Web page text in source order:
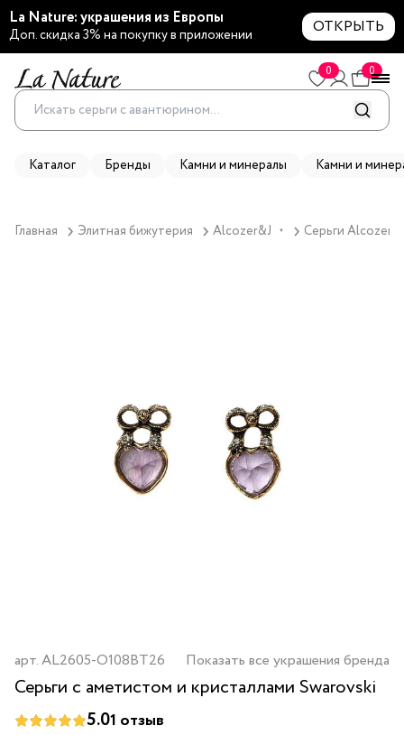
La Nature: украшения из Европы
Доп. скидка 3% на покупку в приложении ОТКРЫТЬ
0 0
Каталог Бренды Камни и минералы Камни и
Главная Элитная бижутерия Alcozer&J ▼ Серьги
арт.AL2605-O108BT26 Показать все украшения бренда
Серьги с аметистом и кристаллами Swarovski
5.01 отзыв